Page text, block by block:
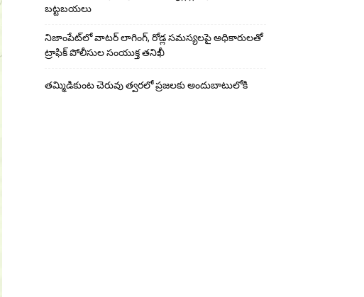
బట్టబయలు
నిజాంపేట్‌లో వాటర్ లాగింగ్, రోడ్ల సమస్యలపై అధికారులతో
ట్రాఫిక్ పోలీసుల సంయుక్త తనిఖీ
తమ్మిడికుంట చెరువు త్వరలో ప్రజలకు అందుబాటులోకి